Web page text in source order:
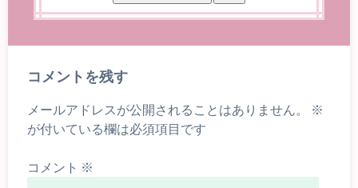
コメントを残す
メールアドレスが公開されることはありません。
※
が付いている欄は必須項目です
コメント ※